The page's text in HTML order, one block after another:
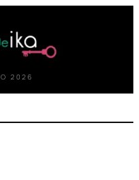
2026